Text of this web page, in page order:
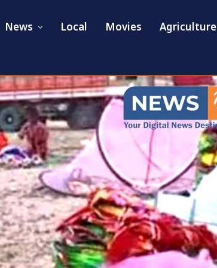
News Local Movies Agriculture